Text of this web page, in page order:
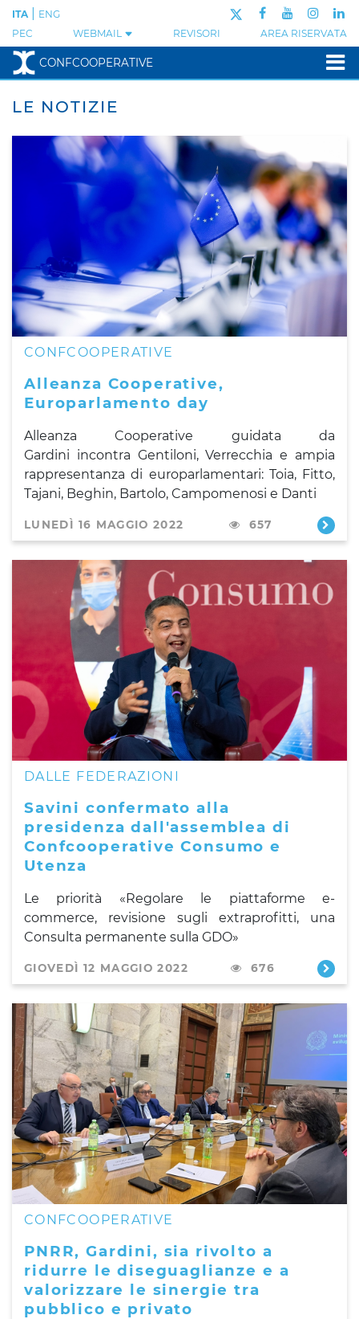
PEC WEBMAIL REVISORI AREA RISERVATA
ITA ENG
CONFCOOPERATIVE
LE NOTIZIE
CONFCOOPERATIVE
Alleanza Cooperative,
Europarlamento day
Alleanza Cooperative guidata da
Gardini incontra Gentiloni, Verrecchia e ampia
rappresentanza di europarlamentari: Toia, Fitto,
Tajani, Beghin, Bartolo, Campomenosi e Danti
LUNEDÌ 16 MAGGIO 2022 657
DALLE FEDERAZIONI
Savini confermato alla
presidenza dall'assemblea di
Confcooperative Consumo e
Utenza
Le priorità «Regolare le piattaforme e-
commerce, revisione sugli extraprofitti, una
Consulta permanente sulla GDO»
GIOVEDÌ 12 MAGGIO 2022 676
CONFCOOPERATIVE
PNRR, Gardini, sia rivolto a
ridurre le diseguaglianze e a
valorizzare le sinergie tra
pubblico e privato